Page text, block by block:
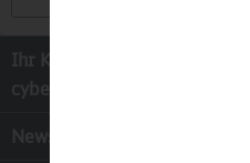
Ihr Kontakt zur
cyber-Wear Heidelberg GmbH
Newsletter